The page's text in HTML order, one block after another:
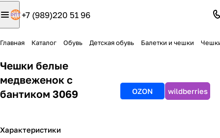
+7 (989)220 51 96
Главная Каталог Обувь Детская обувь Балетки и чешки
Чешки белые
медвеженок с
бантиком 3069
Характеристики
OZON wildberries